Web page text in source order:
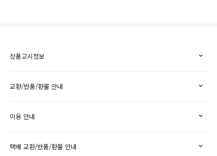
상품고시정보
교환/반품/환불 안내
이용 안내
택배 교환/반품/환불 안내